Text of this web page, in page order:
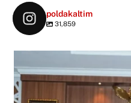
poldakaltim
31,859